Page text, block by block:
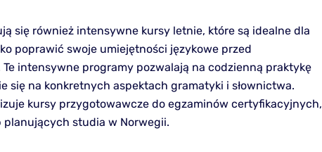
się również intensywne kursy letnie, które są idealne dla
poprawić swoje umiejętności językowe przed
intensywne programy pozwalają na codzienną praktykę
się na konkretnych aspektach gramatyki i słownictwa.
kursy przygotowawcze do egzaminów certyfikacyjnych,
planujących studia w Norwegii.